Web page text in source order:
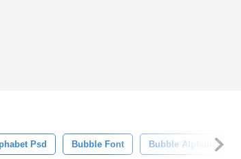
Psd Bubble Font Bubble Alphabet Psd